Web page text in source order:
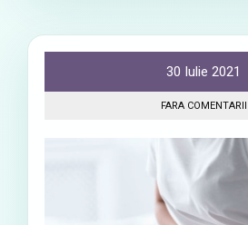
30 Iulie 2021
FARA COMENTARII